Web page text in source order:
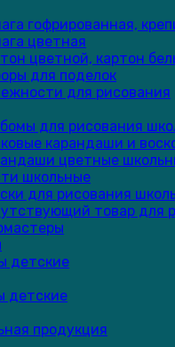
гофрированная,
цветная
цветной, картон
для поделок
для рисования
для рисования
карандаши и
цветные
школьные
для рисования
товар для
детские
детские
продукция